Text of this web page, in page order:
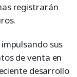
registrarán
sus
de venta en
desarrollo